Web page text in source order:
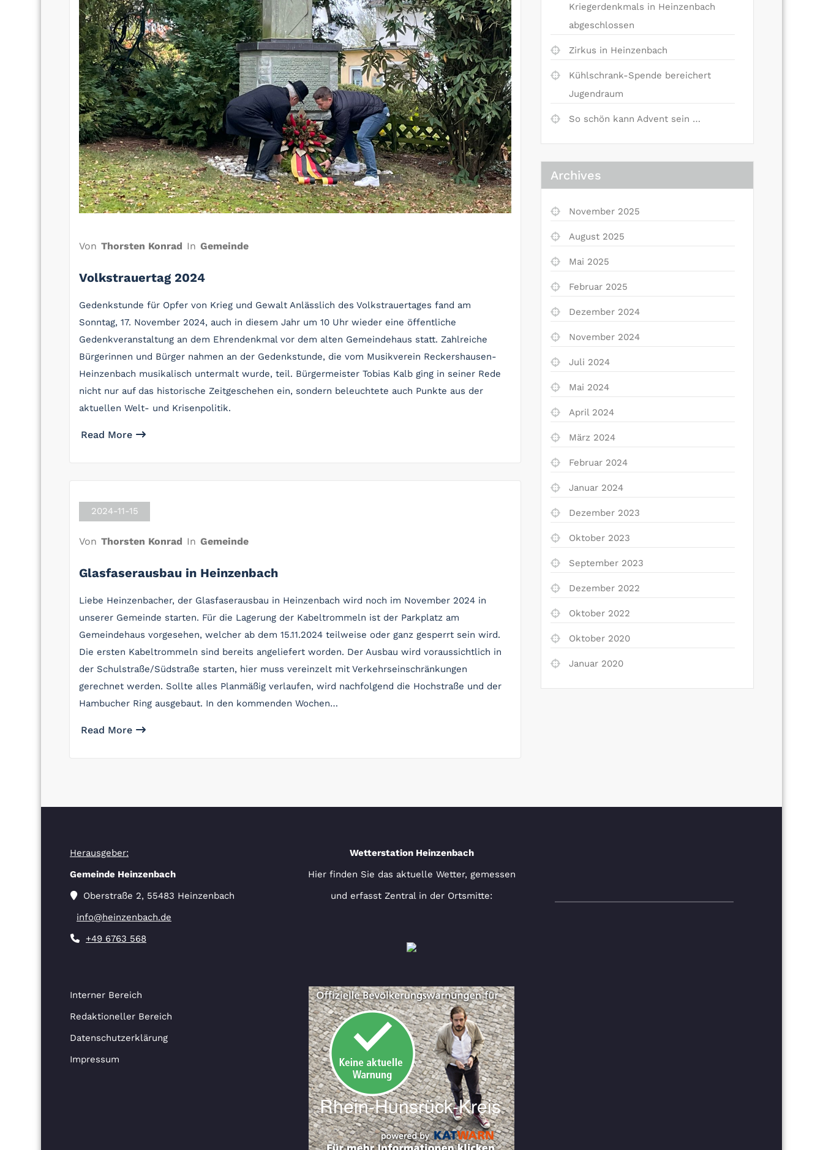
Von Thorsten Konrad In Gemeinde
Volkstrauertag 2024
Gedenkstunde für Opfer von Krieg und Gewalt Anlässlich des Volkstrauertages fand am
Sonntag, 17. November 2024, auch in diesem Jahr um 10 Uhr wieder eine öffentliche
Gedenkveranstaltung an dem Ehrendenkmal vor dem alten Gemeindehaus statt. Zahlreiche
Bürgerinnen und Bürger nahmen an der Gedenkstunde, die vom Musikverein Reckershausen-
Heinzenbach musikalisch untermalt wurde, teil. Bürgermeister Tobias Kalb ging in seiner Rede
nicht nur auf das historische Zeitgeschehen ein, sondern beleuchtete auch Punkte aus der
aktuellen Welt- und Krisenpolitik.
Read More
2024-11-15
Von Thorsten Konrad In Gemeinde
Glasfaserausbau in Heinzenbach
Liebe Heinzenbacher, der Glasfaserausbau in Heinzenbach wird noch im November 2024 in
unserer Gemeinde starten. Für die Lagerung der Kabeltrommeln ist der Parkplatz am
Gemeindehaus vorgesehen, welcher ab dem 15.11.2024 teilweise oder ganz gesperrt sein wird.
Die ersten Kabeltrommeln sind bereits angeliefert worden. Der Ausbau wird voraussichtlich in
der Schulstraße/Südstraße starten, hier muss vereinzelt mit Verkehrseinschränkungen
gerechnet werden. Sollte alles Planmäßig verlaufen, wird nachfolgend die Hochstraße und der
Hambucher Ring ausgebaut. In den kommenden Wochen…
Read More
Kriegerdenkmals in Heinzenbach
abgeschlossen
Zirkus in Heinzenbach
Kühlschrank-Spende bereichert
Jugendraum
So schön kann Advent sein …
Archives
November 2025
August 2025
Mai 2025
Februar 2025
Dezember 2024
November 2024
Juli 2024
Mai 2024
April 2024
März 2024
Februar 2024
Januar 2024
Dezember 2023
Oktober 2023
September 2023
Dezember 2022
Oktober 2022
Oktober 2020
Januar 2020
Herausgeber:
Gemeinde Heinzenbach
Oberstraße 2, 55483 Heinzenbach
info@heinzenbach.de
+49 6763 568
Interner Bereich
Redaktioneller Bereich
Datenschutzerklärung
Impressum
Wetterstation Heinzenbach
Hier finden Sie das aktuelle Wetter, gemessen
und erfasst Zentral in der Ortsmitte: